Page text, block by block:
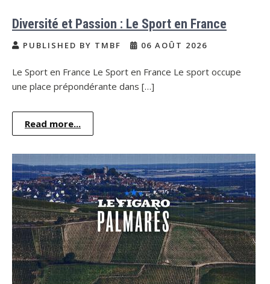
Diversité et Passion : Le Sport en France
PUBLISHED BY TMBF 06 AOÛT 2026
Le Sport en France Le Sport en France Le sport occupe
une place prépondérante dans […]
Read more...